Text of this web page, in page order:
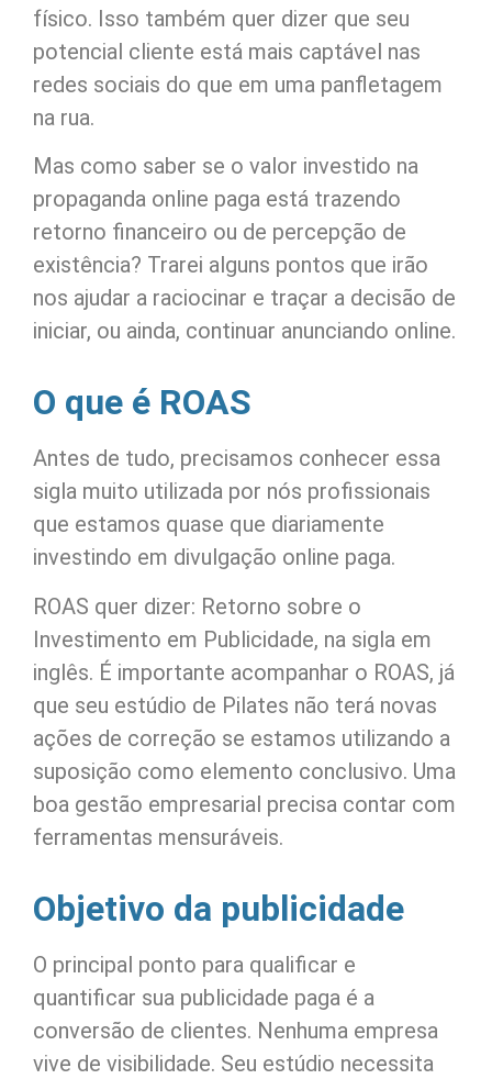
físico. Isso também quer dizer que seu
potencial cliente está mais captável nas
redes sociais do que em uma panfletagem
na rua.
Mas como saber se o valor investido na
propaganda online paga está trazendo
retorno financeiro ou de percepção de
existência? Trarei alguns pontos que irão
nos ajudar a raciocinar e traçar a decisão de
iniciar, ou ainda, continuar anunciando online.
O que é ROAS
Antes de tudo, precisamos conhecer essa
sigla muito utilizada por nós profissionais
que estamos quase que diariamente
investindo em divulgação online paga.
ROAS quer dizer: Retorno sobre o
Investimento em Publicidade, na sigla em
inglês. É importante acompanhar o ROAS, já
que seu estúdio de Pilates não terá novas
ações de correção se estamos utilizando a
suposição como elemento conclusivo. Uma
boa gestão empresarial precisa contar com
ferramentas mensuráveis.
Objetivo da publicidade
O principal ponto para qualificar e
quantificar sua publicidade paga é a
conversão de clientes. Nenhuma empresa
vive de visibilidade. Seu estúdio necessita